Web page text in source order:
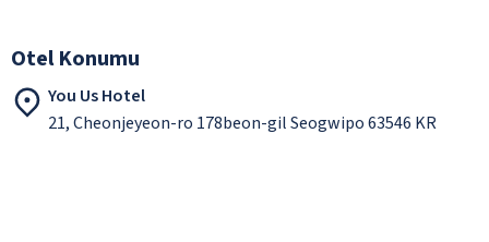
Otel Konumu
You Us Hotel
21, Cheonjeyeon-ro 178beon-gil Seogwipo 63546 KR